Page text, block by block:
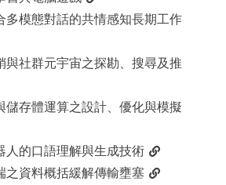
多模態對話的共情感知長期工作
與社群元宇宙之探勘、搜尋及推
儲存體運算之設計、優化與模擬
人的口語理解與生成技術
之資料概括緩解傳輸壅塞